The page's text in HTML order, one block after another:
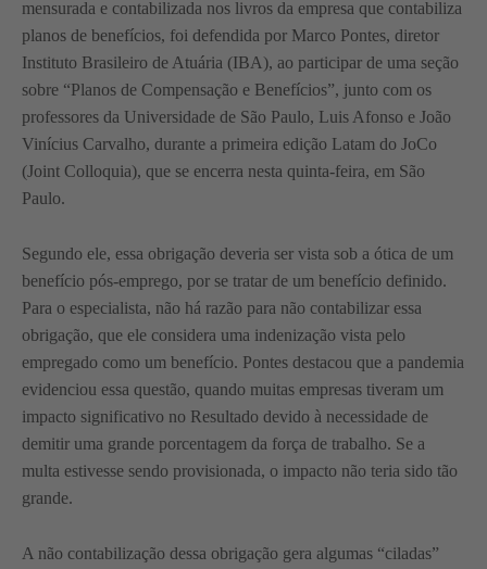
mensurada e contabilizada nos livros da empresa que contabiliza
planos de benefícios, foi defendida por Marco Pontes, diretor
Instituto Brasileiro de Atuária (IBA), ao participar de uma seção
sobre “Planos de Compensação e Benefícios”, junto com os
professores da Universidade de São Paulo, Luis Afonso e João
Vinícius Carvalho, durante a primeira edição Latam do JoCo
(Joint Colloquia), que se encerra nesta quinta-feira, em São
Paulo.
Segundo ele, essa obrigação deveria ser vista sob a ótica de um
benefício pós-emprego, por se tratar de um benefício definido.
Para o especialista, não há razão para não contabilizar essa
obrigação, que ele considera uma indenização vista pelo
empregado como um benefício. Pontes destacou que a pandemia
evidenciou essa questão, quando muitas empresas tiveram um
impacto significativo no Resultado devido à necessidade de
demitir uma grande porcentagem da força de trabalho. Se a
multa estivesse sendo provisionada, o impacto não teria sido tão
grande.
A não contabilização dessa obrigação gera algumas “ciladas”